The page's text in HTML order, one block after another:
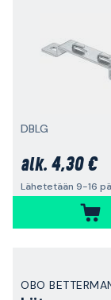
DBLG
alk. 4,30 €
OBO